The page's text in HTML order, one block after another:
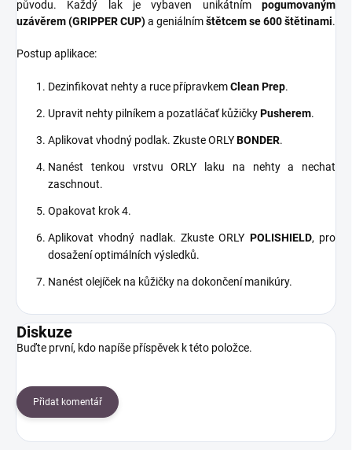
původu. Každý lak je vybaven unikátním pogumovaným
uzávěrem (GRIPPER CUP)a geniálnímštětcem se 600 štětinami.
Postup aplikace:
Dezinfikovat nehty a ruce přípravkemClean Prep.
Upravit nehty pilníkem a pozatláčať kůžičkyPusherem.
Aplikovat vhodný podlak. Zkuste ORLYBONDER.
Nanést tenkou vrstvu ORLY laku na nehty a nechat
zaschnout.
Opakovat krok 4.
Aplikovat vhodný nadlak. Zkuste ORLY POLISHIELD, pro
dosažení optimálních výsledků.
Nanést olejíček na kůžičky na dokončení manikúry.
Diskuze
Buďte první, kdo napíše příspěvek k této položce.
Přidat komentář